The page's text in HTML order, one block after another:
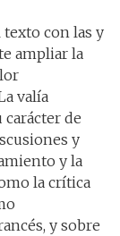
con las y
ampliar la
valía
de
y
y la
la crítica
y sobre